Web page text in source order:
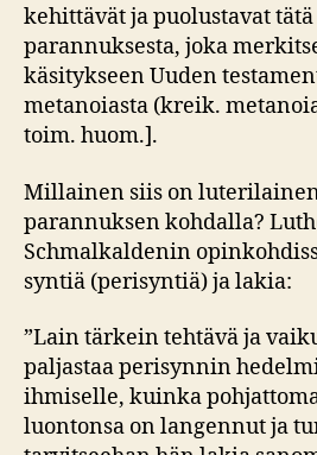
kehittävät ja puolustavat
parannuksesta, joka
käsitykseen Uuden
metanoiasta (kreik.
toim. huom.].
Millainen siis on
parannuksen kohdalla?
Schmalkaldenin
syntiä (perisyntiä) ja lakia:
”Lain tärkein tehtävä ja
paljastaa perisynnin
ihmiselle, kuinka
luontonsa on langennut ja